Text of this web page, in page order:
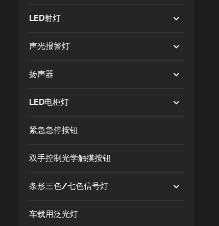
LED射灯
声光报警灯
扬声器
LED电柜灯
紧急急停按钮
双手控制光学触摸按钮
条形三色/七色信号灯
车载用泛光灯